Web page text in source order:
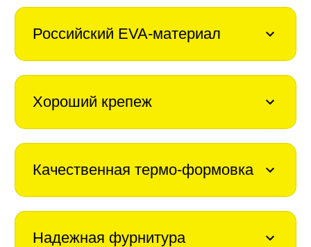
Российский EVA-материал
Хороший крепеж
Качественная термо-формовка
Надежная фурнитура